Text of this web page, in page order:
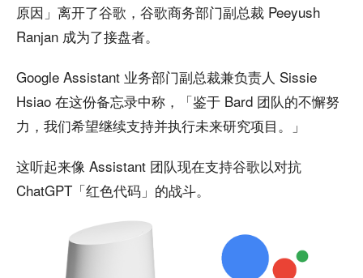
原因」离开了谷歌，谷歌商务部门副总裁 Peeyush
Ranjan 成为了接盘者。
Google Assistant 业务部门副总裁兼负责人 Sissie
Hsiao 在这份备忘录中称，「鉴于 Bard 团队的不懈努
力，我们希望继续支持并执行未来研究项目。」
这听起来像 Assistant 团队现在支持谷歌以对抗
ChatGPT「红色代码」的战斗。